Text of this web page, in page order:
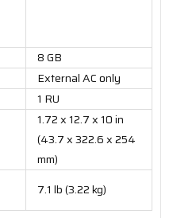
8 GB
External AC only
1 RU
1.72 x 12.7 x 10 in
(43.7 x 322.6 x 254
mm)
7.1 lb (3.22 kg)